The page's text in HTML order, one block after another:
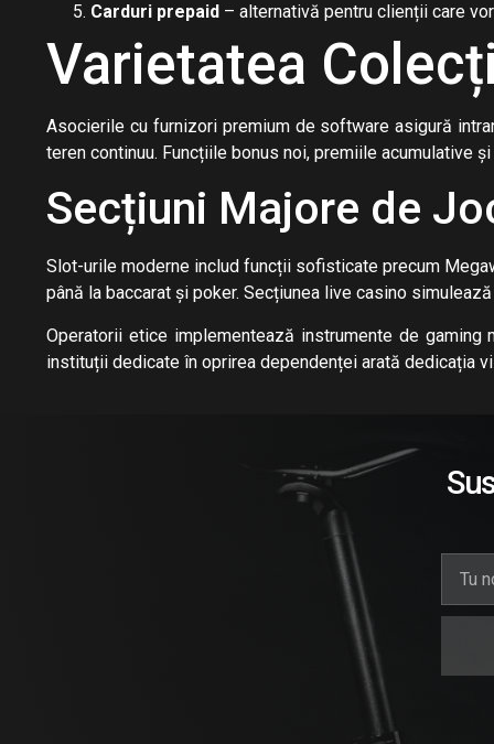
Carduri prepaid – alternativă pentru clienții care
Varietatea
Asocierile cu furnizori premium de software asigură
teren continuu. Funcțiile bonus noi, premiile acumulative
Secțiuni Majore de
Slot-urile moderne includ funcții sofisticate precum
până la baccarat și poker. Secțiunea live casino
Operatorii etice implementează instrumente de
instituții dedicate în oprirea dependenței arată dedicația